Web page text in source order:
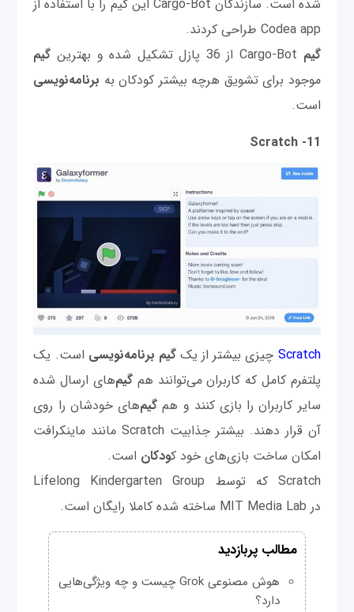
شده است. سازندگان Cargo-Bot این گیم را با استفاده از
Codea app طراحی کردند.
گیم
گیم
موجود برای تشویق هرچه بیشتر کودکان به برنامه‌نویسی
است.
11- Scratch
Scratch چیزی بیشتر از یکگیم برنامه‌نویسی است. یک
پلتفرم کامل که کاربران می‌توانند همگیم‌های ارسال شده
سایر کاربران را بازی کنند و هم گیم‌های خودشان را روی
آن قرار دهند. بیشتر جذابیت Scratch مانند ماینکرافت
امکان ساخت بازی‌های خود کودکان است.
Scratch که توسط Lifelong Kindergarten Group
در MIT Media Lab ساخته شده کاملا رایگان است.
مطالب پربازدید
هوش مصنوعی Grok چیست و چه ویژگی‌هایی
دارد؟